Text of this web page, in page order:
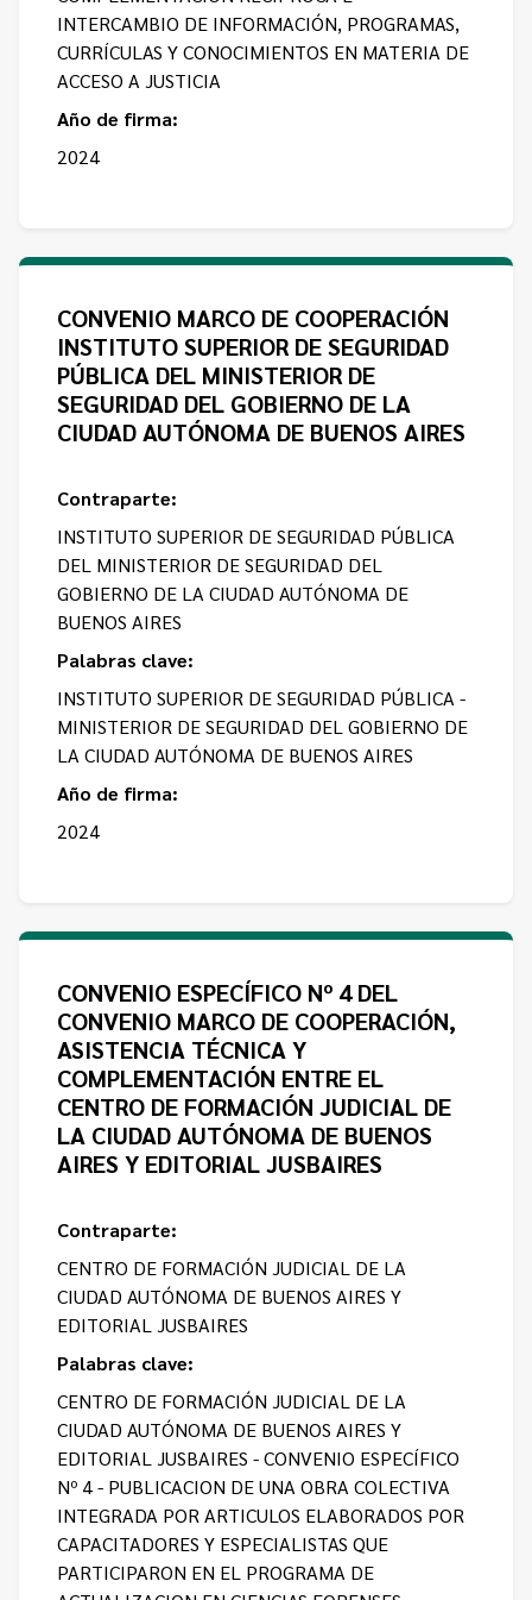
INTERCAMBIO DE INFORMACIÓN, PROGRAMAS,
CURRÍCULAS Y CONOCIMIENTOS EN MATERIA DE
ACCESO A JUSTICIA
Año de firma:
2024
CONVENIO MARCO DE COOPERACIÓN
INSTITUTO SUPERIOR DE SEGURIDAD
PÚBLICA DEL MINISTERIOR DE
SEGURIDAD DEL GOBIERNO DE LA
CIUDAD AUTÓNOMA DE BUENOS AIRES
Contraparte:
INSTITUTO SUPERIOR DE SEGURIDAD PÚBLICA
DEL MINISTERIOR DE SEGURIDAD DEL
GOBIERNO DE LA CIUDAD AUTÓNOMA DE
BUENOS AIRES
Palabras clave:
INSTITUTO SUPERIOR DE SEGURIDAD PÚBLICA -
MINISTERIOR DE SEGURIDAD DEL GOBIERNO DE
LA CIUDAD AUTÓNOMA DE BUENOS AIRES
Año de firma:
2024
CONVENIO ESPECÍFICO Nº 4 DEL
CONVENIO MARCO DE COOPERACIÓN,
ASISTENCIA TÉCNICA Y
COMPLEMENTACIÓN ENTRE EL
CENTRO DE FORMACIÓN JUDICIAL DE
LA CIUDAD AUTÓNOMA DE BUENOS
AIRES Y EDITORIAL JUSBAIRES
Contraparte:
CENTRO DE FORMACIÓN JUDICIAL DE LA
CIUDAD AUTÓNOMA DE BUENOS AIRES Y
EDITORIAL JUSBAIRES
Palabras clave:
CENTRO DE FORMACIÓN JUDICIAL DE LA
CIUDAD AUTÓNOMA DE BUENOS AIRES Y
EDITORIAL JUSBAIRES - CONVENIO ESPECÍFICO
Nº 4 - PUBLICACION DE UNA OBRA COLECTIVA
INTEGRADA POR ARTICULOS ELABORADOS POR
CAPACITADORES Y ESPECIALISTAS QUE
PARTICIPARON EN EL PROGRAMA DE